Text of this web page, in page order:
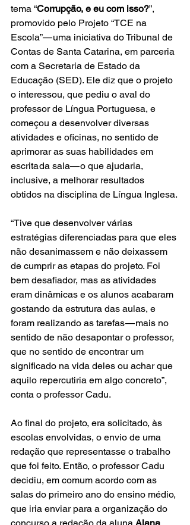
tema “Corrupção, e eu com isso?”,
promovido pelo Projeto “TCE na
Escola” — uma iniciativa do Tribunal de
Contas de Santa Catarina, em parceria
com a Secretaria de Estado da
Educação (SED). Ele diz que o projeto
o interessou, que pediu o aval do
professor de Língua Portuguesa, e
começou a desenvolver diversas
atividades e oficinas, no sentido de
aprimorar as suas habilidades em
escrita da sala— o que ajudaria,
inclusive, a melhorar resultados
obtidos na disciplina de Língua Inglesa.​
“Tive que desenvolver várias
estratégias diferenciadas para que eles
não desanimassem e não deixassem
de cumprir as etapas do projeto. Foi
bem desafiador, mas as atividades
eram dinâmicas e os alunos acabaram
gostando da estrutura das aulas, e
foram realizando as tarefas — mais no
sentido de não desapontar o professor,
que no sentido de encontrar um
significado na vida deles ou achar que
aquilo repercutiria em algo concreto”,
conta o professor Cadu. ​
Ao final do projeto, era solicitado, às
escolas envolvidas, o envio de uma
redação que representasse o trabalho
que foi feito. Então, o professor Cadu
decidiu, em comum acordo com as
salas do primeiro ano do ensino médio,
que iria enviar para a organização do